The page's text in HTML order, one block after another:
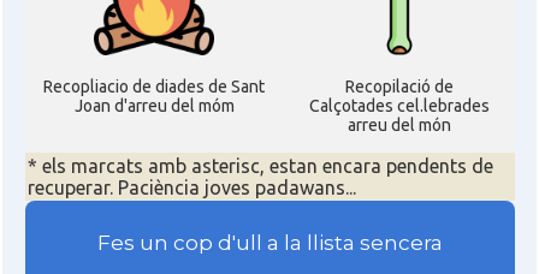
Recopliacio de diades de Sant
Joan d'arreu del móm
Recopilació de
Calçotades cel.lebrades
arreu del món
* els marcats amb asterisc, estan encara pendents de
recuperar. Paciència joves padawans...
Fes un cop d'ull a la llista sencera